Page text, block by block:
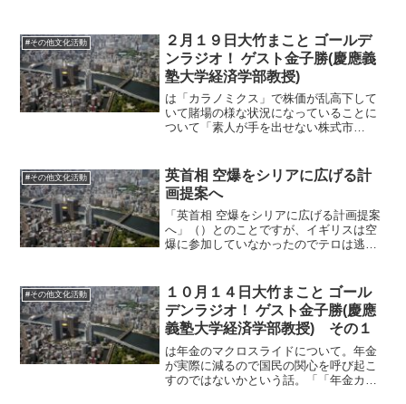
きは相手の力を耐えるときと、引いて勝
ちに行く時と力の使い方が...
#その他文化活動
２月１９日大竹まこと ゴールデ
ンラジオ！ ゲスト金子勝(慶應義
塾大学経済学部教授)
は「カラノミクス」で株価が乱高下して
いて賭場の様な状況になっていることに
ついて「素人が手を出せない株式市
から手を出しづらかったとは思うんです
よね。情熱大陸で森永卓郎氏が...
#その他文化活動
英首相 空爆をシリアに広げる計
画提案へ
「英首相 空爆をシリアに広げる計画提案
へ」（）とのことですが、イギリスは空
爆に参加していなかったのでテロは逃れ
し、それでイギリスが参加しなくなり、
なし崩し的にアメリカも...
#その他文化活動
１０月１４日大竹まこと ゴール
デンラジオ！ ゲスト金子勝(慶應
義塾大学経済学部教授) その１
は年金のマクロスライドについて。年金
が実際に減るので国民の関心を呼び起こ
すのではないかという話。「「年金カッ